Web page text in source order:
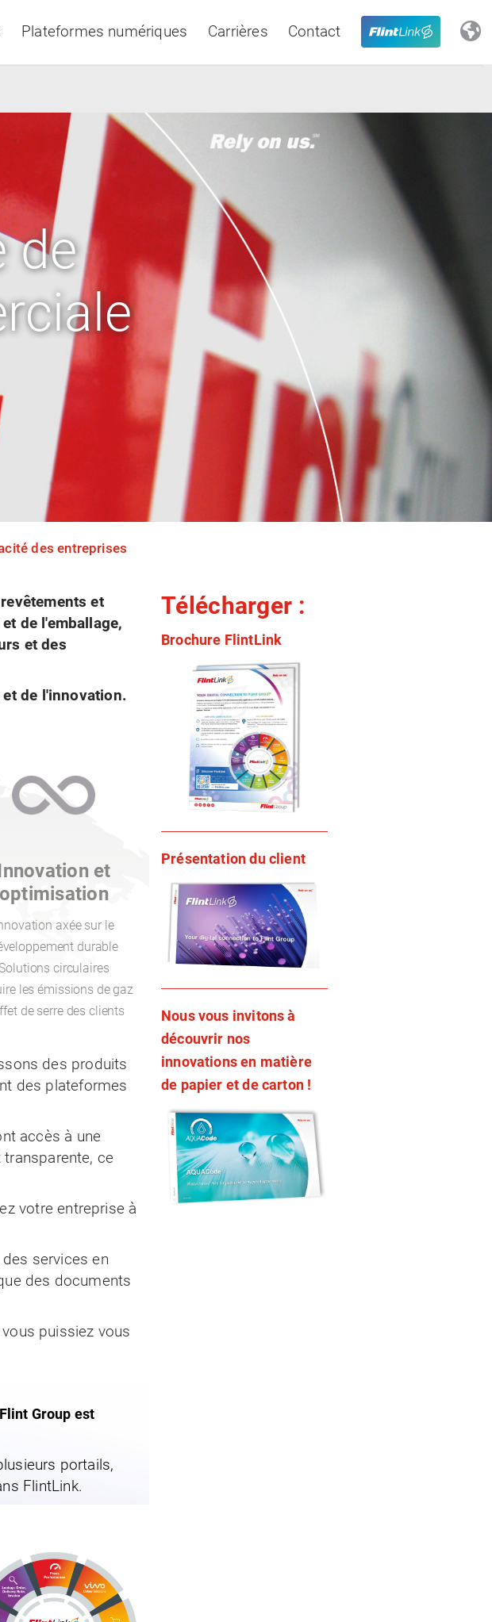
Plateformes numériques Carrières Contact
& Pacific
de
des entreprises
et
de l'emballage,
et des
de l'innovation.
et
optimisation
axée sur le
durable
Solutions circulaires
les émissions de gaz
de serre des clients
des produits
des plateformes
accès à une
ce
votre entreprise à
services en
des documents
puissiez vous
Group est
portails,
FlintLink.
Télécharger :
Brochure FlintLink
Présentation du client
Nous vous invitons à
découvrir nos
innovations en matière
de papier et de carton !